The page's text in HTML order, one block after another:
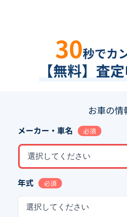
30秒でカ
【無料】査
お車の情
メーカー・車名 必須
選択してください
年式 必須
選択してください